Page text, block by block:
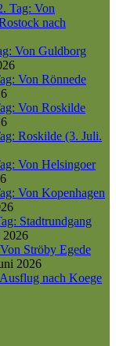
Tag: Von
nach
Von Guldborg
Von Rönnede
Von Roskilde
Roskilde (3. Juli.
Von Helsingoer
Von Kopenhagen
Stadtrundgang
2026
Ströby Egede
2026
nach Koege